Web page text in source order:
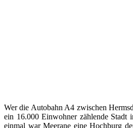
Wer die Autobahn A4 zwischen
ein 16.000 Einwohner zählende Stadt
einmal war Meerane eine Hochburg